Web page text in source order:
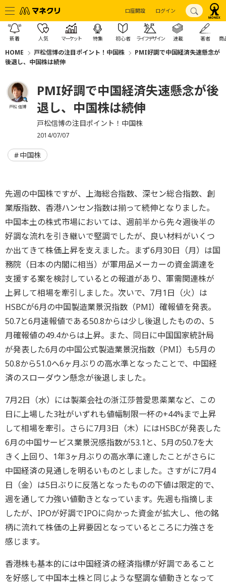
口座開設 ログイン
新着 人気 マーケット 特集 初心者 ライフデザイン 連載 著者 商
HOME 戸松信博の注目ポイント！中国株
PMI好調で中国経済失速懸念が
後退し、中国株は続伸
戸松 信博
PMI好調で中国経済失速懸念が後
退し、中国株は続伸
戸松信博の注目ポイント！中国株
2014/07/07
中国株
先週の中国株ですが、上海総合指数、深セン総合指数、創
業版指数、香港ハンセン指数は揃って続伸となりました。
中国本土の株式市場においては、週前半から先々週後半の
好調な流れを引き継いで堅調でしたが、良い材料がいくつ
か出てきて株価上昇を支えました。まず6月30日（月）は国
務院（日本の内閣に相当）が軍用品メーカーの資金調達を
支援する案を検討しているとの報道があり、軍需関連株が
上昇して相場を牽引しました。次いで、7月1日（火）は
HSBCが6月の中国製造業景況指数（PMI）確報値を発表。
50.7と6月速報値である50.8からは少し後退したものの、5
月確報値の49.4からは上昇。また、同日に中国国家統計局
が発表した6月の中国公式製造業景況指数（PMI）も5月の
50.8から51.0へ6ヶ月ぶりの高水準となったことで、中国経
済のスローダウン懸念が後退しました。
7月2日（水）には製薬会社の浙江莎普愛思薬業など、この
日に上場した3社がいずれも値幅制限一杯の+44%まで上昇
して相場を牽引。さらに7月3日（木）にはHSBCが発表した
6月の中国サービス業景況感指数が53.1と、5月の50.7を大
きく上回り、1年3ヶ月ぶりの高水準に達したことがさらに
中国経済の見通しを明るいものとしました。さすがに7月4
日（金）は5日ぶりに反落となったものの下値は限定的で、
週を通して力強い値動きとなっています。先週も指摘しま
したが、IPOが好調でIPOに向かった資金が拡大し、他の銘
柄に流れて株価の上昇要因となっているところに力強さを
感じます。
香港株も基本的には中国経済の経済指標が好調であること
を好感して中国本土株と同じような堅調な値動きとなって